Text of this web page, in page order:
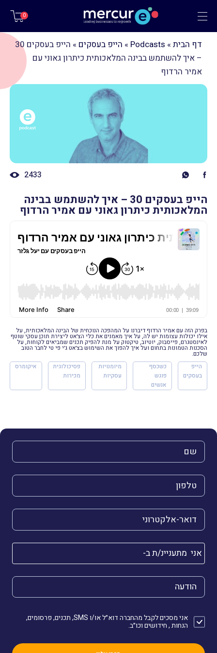
תפריט 0
דף הבית »
Podcasts
» הייפ בעסקים »
הייפ בעסקים 30
– איך להשתמש בבינה המלאכותית כיתרון גאוני עם
אמיר הרדוף
2433
הייפ בעסקים 30 – איך להשתמש בבינה
המלאכותית כיתרון גאוני עם אמיר הרדוף
בפרק הזה עם אמיר הרדוף דיברנו על המהפכה הנוכחית של הבינה המלאכותית, על
אילו יכולות עצומות יש לה, על איך מאמנים את כלי הצ׳אט ליצירת תוכן עסקי שוטף
לאינסטגרם, פייסבוק, יוטיוב, טיקטוק על מנת להפיק תכנים שמביאים לקוחות, על
הסכנות הטמונות בתחום ועל איך להפוך את השימוש בצ׳אט ג׳י פי טי לחבר הטוב
שלכם.
הייפ
בעסקים
כשכסף
פוגש
אנשים
מיומנויות
עסקיות
פסיכולוגית
מכירות
איקומרס
השם שלך (חובה)
הטלפון שלך (חובה)
הדואר האלקטרוני שלך (חובה)
אני מתעניינ/ת ב-
הודעה
אני מסכים לקבל מהחברה דוא״ל או/ו SMS, תכנים, פרסומים,
הנחות , חידושים וכו״ב.